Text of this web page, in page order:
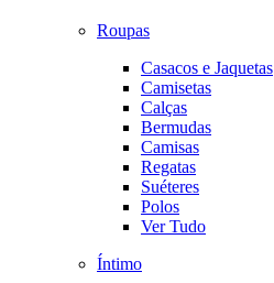
Roupas
Casacos e Jaquetas
Camisetas
Calças
Bermudas
Camisas
Regatas
Suéteres
Polos
Ver Tudo
Íntimo